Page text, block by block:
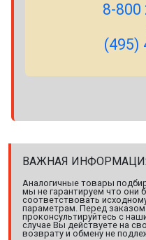
8-800
(495)
ВАЖНАЯ
Аналогичные товары
мы не гарантируем что они
соответствовать
параметрам. Перед
проконсультируйтесь с
случае Вы действуете на
возврату и обмену не